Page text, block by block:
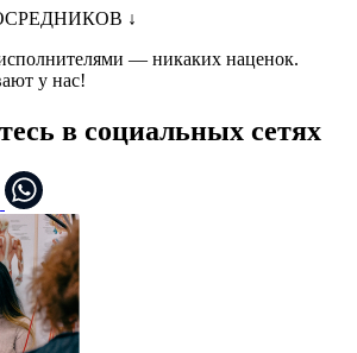
↓
— никаких наценок.
у нас!
в социальных сетях